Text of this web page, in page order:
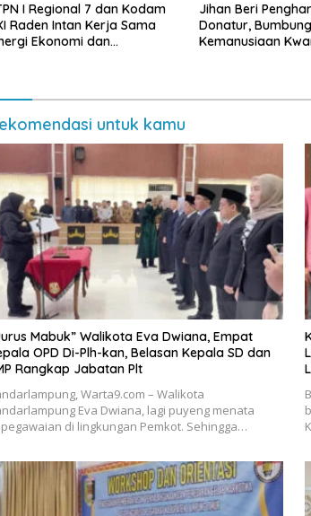
I Regional 7 dan Kodam
Raden Intan Kerja Sama
Ekonomi dan
Jihan Beri
Donatur, Bumbung
Kemanusiaan
untuk kamu
Mabuk” Walikota Eva Dwiana, Empat
OPD Di-Plh-kan, Belasan Kepala SD dan
Rangkap Jabatan Plt
Warta9.com – Walikota
Eva Dwiana, lagi puyeng menata
di lingkungan Pemkot. Sehingga…